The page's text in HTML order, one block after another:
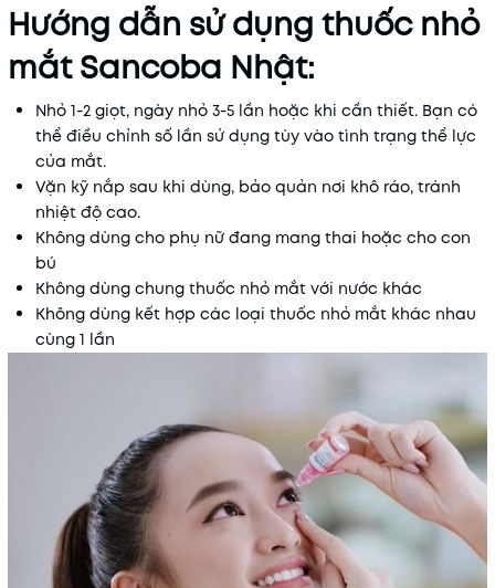
Hướng dẫn sử dụng thuốc nhỏ
mắt Sancoba Nhật:
Nhỏ 1-2 giọt, ngày nhỏ 3-5 lần hoặc khi cần thiết. Bạn có
thể điều chỉnh số lần sử dụng tùy vào tình trạng thể lực
của mắt.
Vặn kỹ nắp sau khi dùng, bảo quản nơi khô ráo, tránh
nhiệt độ cao.
Không dùng cho phụ nữ đang mang thai hoặc cho con
bú
Không dùng chung thuốc nhỏ mắt với nước khác
Không dùng kết hợp các loại thuốc nhỏ mắt khác nhau
cùng 1 lần